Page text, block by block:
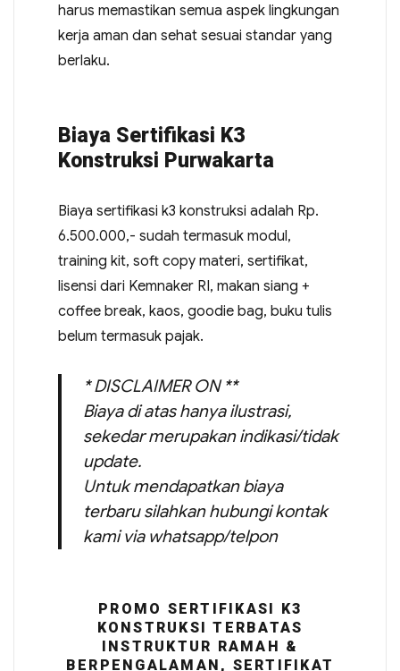
harus memastikan semua aspek lingkungan
kerja aman dan sehat sesuai standar yang
berlaku.
Biaya Sertifikasi K3
Konstruksi Purwakarta
Biaya sertifikasi k3 konstruksi adalah Rp.
6.500.000,- sudah termasuk modul,
training kit, soft copy materi, sertifikat,
lisensi dari Kemnaker RI, makan siang +
coffee break, kaos, goodie bag, buku tulis
belum termasuk pajak.
* DISCLAIMER ON **
Biaya di atas hanya ilustrasi,
sekedar merupakan indikasi/tidak
update.
Untuk mendapatkan biaya
terbaru silahkan hubungi kontak
kami via whatsapp/telpon
PROMO SERTIFIKASI K3
KONSTRUKSI TERBATAS
INSTRUKTUR RAMAH &
BERPENGALAMAN, SERTIFIKAT